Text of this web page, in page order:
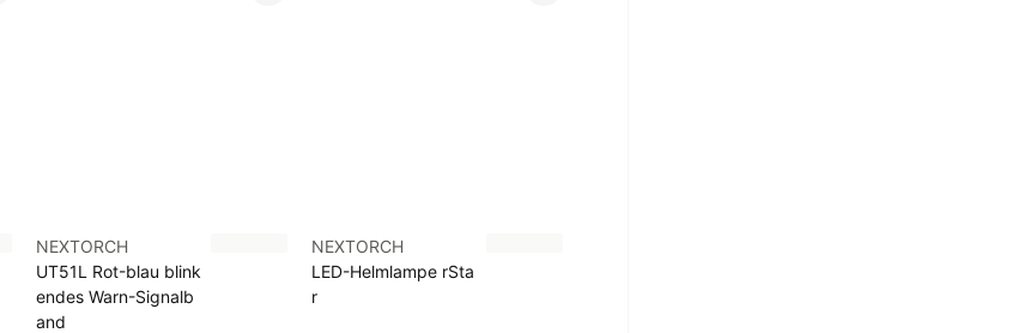
NEXTORCH
UT51L Rot-blau blink
endes Warn-Signalb
and
NEXTORCH
LED-Helmlampe rSta
r